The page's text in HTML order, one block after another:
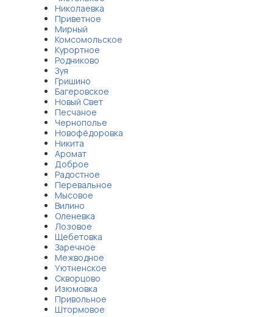
Николаевка
Приветное
Мирный
Комсомольское
Курортное
Родниково
Зуя
Гришино
Багеровское
Новый Свет
Песчаное
Чернополье
Новофёдоровка
Никита
Аромат
Доброе
Радостное
Перевальное
Мысовое
Вилино
Оленевка
Лозовое
Щебетовка
Заречное
Межводное
Уютненское
Скворцово
Изюмовка
Привольное
Штормовое